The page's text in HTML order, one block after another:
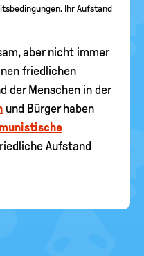
Ihr Aufstand
aber nicht immer
friedlichen
der Menschen in der
und Bürger haben
Aufstand